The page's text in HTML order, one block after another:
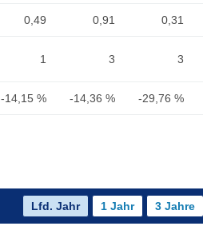
0,49 0,91 0,31
1 3 3
-14,15 % -14,36 % -29,76 %
Lfd. Jahr 1 Jahr 3 Jahre